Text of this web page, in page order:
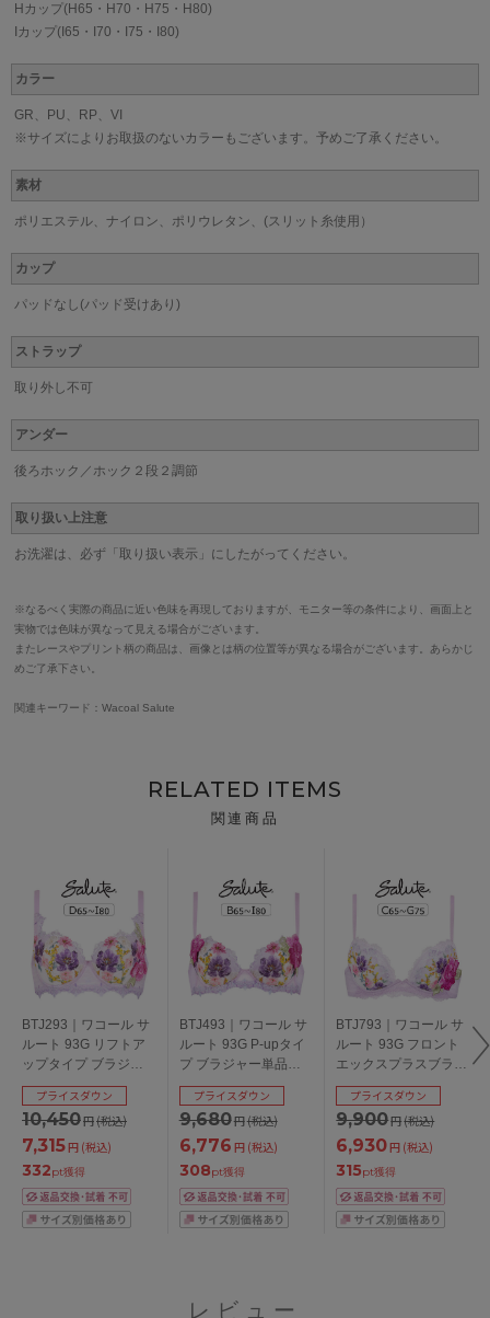
Hカップ(H65・H70・H75・H80)
Iカップ(I65・I70・I75・I80)
カラー
GR、PU、RP、VI
※サイズによりお取扱のないカラーもございます。予めご了承ください。
素材
ポリエステル、ナイロン、ポリウレタン、(スリット糸使用）
カップ
パッドなし(パッド受けあり)
ストラップ
取り外し不可
アンダー
後ろホック／ホック２段２調節
取り扱い上注意
お洗濯は、必ず「取り扱い表示」にしたがってください。
※なるべく実際の商品に近い色味を再現しておりますが、モニター等の条件により、画面上と
実物では色味が異なって見える場合がございます。
またレースやプリント柄の商品は、画像とは柄の位置等が異なる場合がございます。あらかじ
めご了承下さい。
関連キーワード：Wacoal Salute
RELATED ITEMS
関連商品
BTJ293｜ワコール サ
ルート 93G リフトア
ップタイプ ブラジャ
ー単品 DEFGHIカップ
アンダー
65/70/75/80/85cm
10,450円(税込)
プライスダウン
7,315円 (税込)
332pt獲得
BTJ493｜ワコール サ
ルート 93G P-upタイ
プ ブラジャー単品
BCDEFGHIカップ ア
ンダー
65/70/75/80/85cm
9,680円(税込)
プライスダウン
6,776 円 (税込)
308pt獲得
BTJ793｜ワコール サ
ルート 93G フロント
エックスプラスブラ
ブラジャー単品
CDEFGカップ アンダ
ー65/70/75cm
9,900円(税込)
プライスダウン
6,930円 (税込)
315pt獲得
レビュー